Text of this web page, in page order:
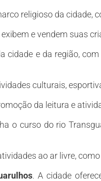
religioso da cidade,
e vendem suas
cidade e da região,
culturais,
da leitura e
o curso do rio
ao ar livre,
. A cidade